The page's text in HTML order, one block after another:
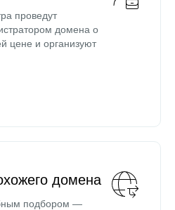
проведут
домена о
цене и организуют
домена
подбором —